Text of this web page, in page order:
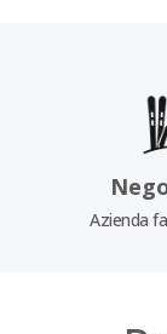
Azienda